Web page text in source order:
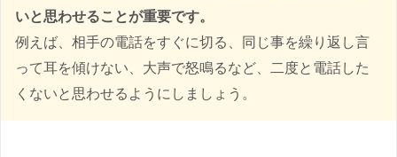
いと思わせることが重要です。
例えば、相手の電話をすぐに切る、同じ事を繰り返し言
って耳を傾けない、大声で怒鳴るなど、二度と電話した
くないと思わせるようにしましょう。